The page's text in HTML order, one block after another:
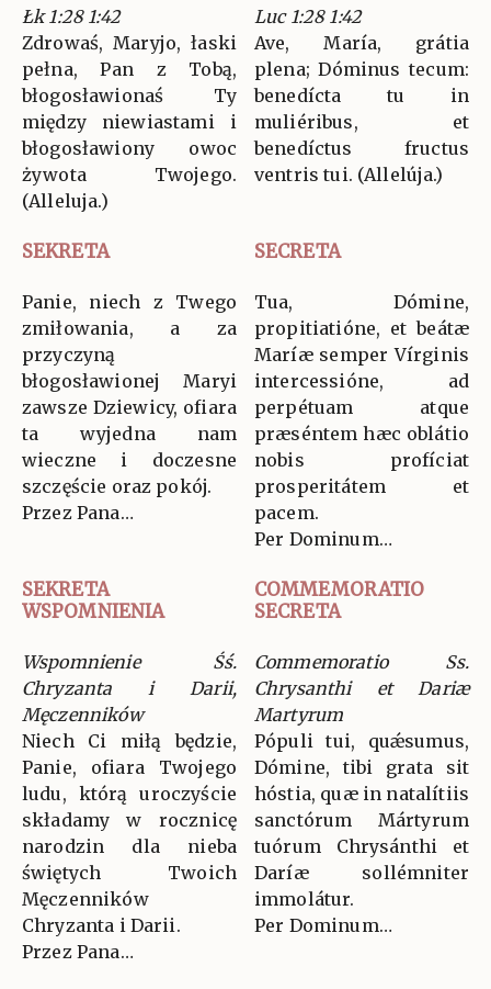
Łk 1:28 1:42
Zdrowaś, Maryjo, łaski
pełna, Pan z Tobą,
błogosławionaś Ty
między niewiastami i
błogosławiony owoc
żywota Twojego.
(Alleluja.)
Luc 1:28 1:42
Ave, María, grátia
plena; Dóminus tecum:
benedícta tu in
muliéribus, et
benedíctus fructus
ventris tui. (Allelúja.)
SEKRETA SECRETA
Panie, niech z Twego
zmiłowania, a za
przyczyną
błogosławionej Maryi
zawsze Dziewicy, ofiara
ta wyjedna nam
wieczne i doczesne
szczęście oraz pokój.
Przez Pana…
Tua, Dómine,
propitiatióne, et beátæ
Maríæ semper Vírginis
intercessióne, ad
perpétuam atque
præséntem hæc oblátio
nobis profíciat
prosperitátem et
pacem.
Per Dominum…
SEKRETA
WSPOMNIENIA
COMMEMORATIO
SECRETA
Wspomnienie Śś.
Chryzanta i Darii,
Męczenników
Niech Ci miłą będzie,
Panie, ofiara Twojego
ludu, którą uroczyście
składamy w rocznicę
narodzin dla nieba
świętych Twoich
Męczenników
Chryzanta i Darii.
Przez Pana…
Commemoratio Ss.
Chrysanthi et Dariæ
Martyrum
Pópuli tui, quǽsumus,
Dómine, tibi grata sit
hóstia, quæ in natalítiis
sanctórum Mártyrum
tuórum Chrysánthi et
Daríæ sollémniter
immolátur.
Per Dominum…